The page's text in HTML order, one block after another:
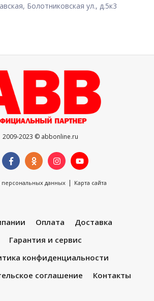
Болотниковская ул., д.5к3
2009-2023 © abbonline.ru
персональных данных | Карта сайта
Оплата
Доставка
Гарантия и сервис
конфиденциальности
соглашение
Контакты